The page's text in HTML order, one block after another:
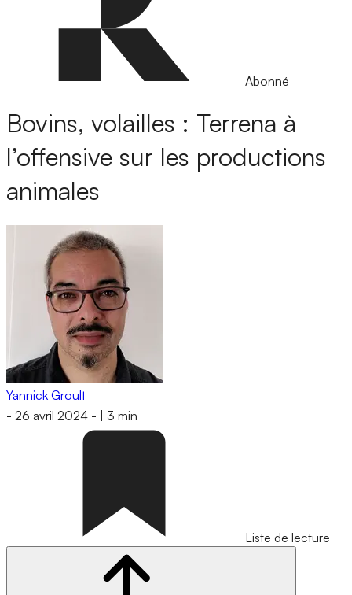
Abonné
Bovins, volailles : Terrena à
l’offensive sur les productions
animales
Yannick Groult
- 26 avril 2024 - 3 min
Liste de lecture